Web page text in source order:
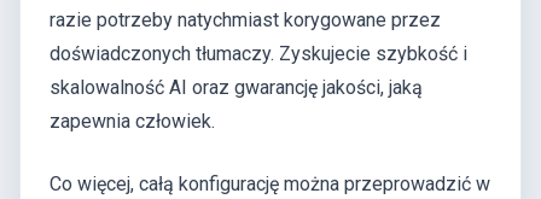
razie potrzeby natychmiast korygowane przez
doświadczonych tłumaczy. Zyskujecie szybkość i
skalowalność AI oraz gwarancję jakości, jaką
zapewnia człowiek.
Co więcej, całą konfigurację można przeprowadzić w